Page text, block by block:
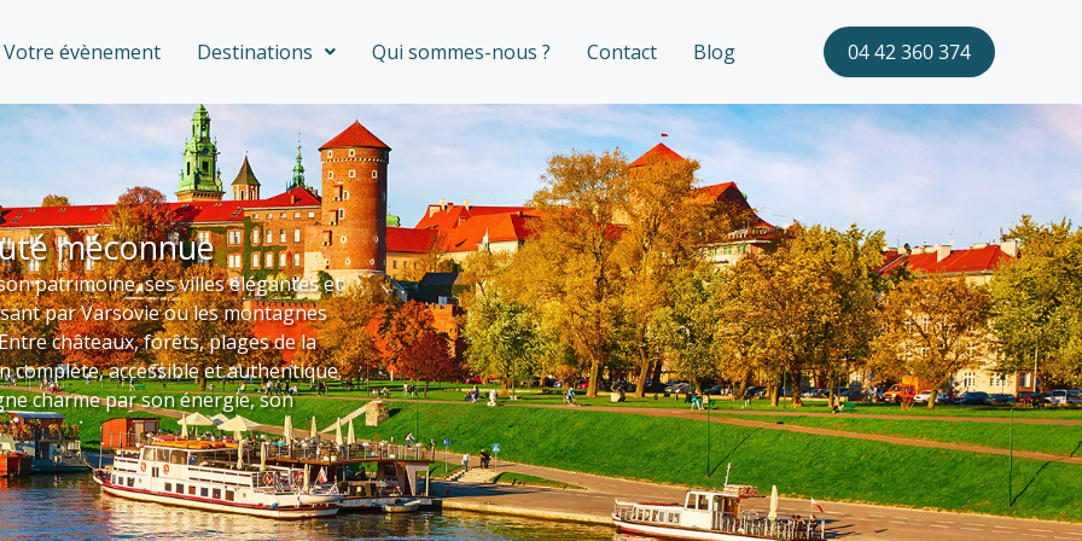
Votre évènement Destinations Qui sommes-nous ? Contact Blog 04 42 360 374
méconnue
patrimoine, ses villes élégantes et
par Varsovie ou les montagnes
châteaux, forêts, plages de la
complète, accessible et authentique.
charme par son énergie, son